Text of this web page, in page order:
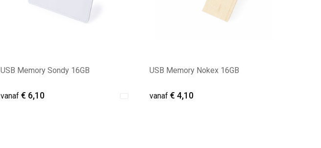
USB Memory Sondy 16GB
vanaf€ 6,10
USB Memory Nokex 16GB
vanaf € 4,10